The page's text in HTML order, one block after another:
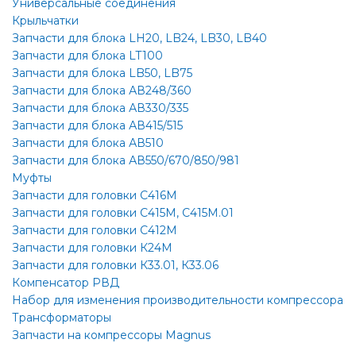
Универсальные соединения
Крыльчатки
Запчасти для блока LH20, LB24, LB30, LB40
Запчасти для блока LT100
Запчасти для блока LB50, LB75
Запчасти для блока АВ248/360
Запчасти для блока АВ330/335
Запчасти для блока АВ415/515
Запчасти для блока АВ510
Запчасти для блока АВ550/670/850/981
Муфты
Запчасти для головки С416М
Запчасти для головки С415М, С415М.01
Запчасти для головки С412М
Запчасти для головки К24М
Запчасти для головки К33.01, К33.06
Компенсатор РВД
Набор для изменения производительности компрессора
Трансформаторы
Запчасти на компрессоры Magnus